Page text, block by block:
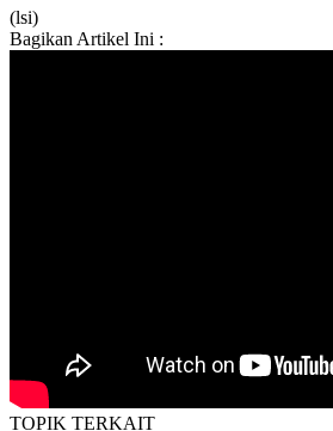
(lsi)
Bagikan Artikel Ini :
TOPIK TERKAIT